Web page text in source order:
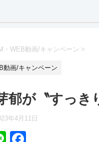
・WEB動画/キャンペーン >
動画/キャンペーン
郁が〝すっき
年4月11日